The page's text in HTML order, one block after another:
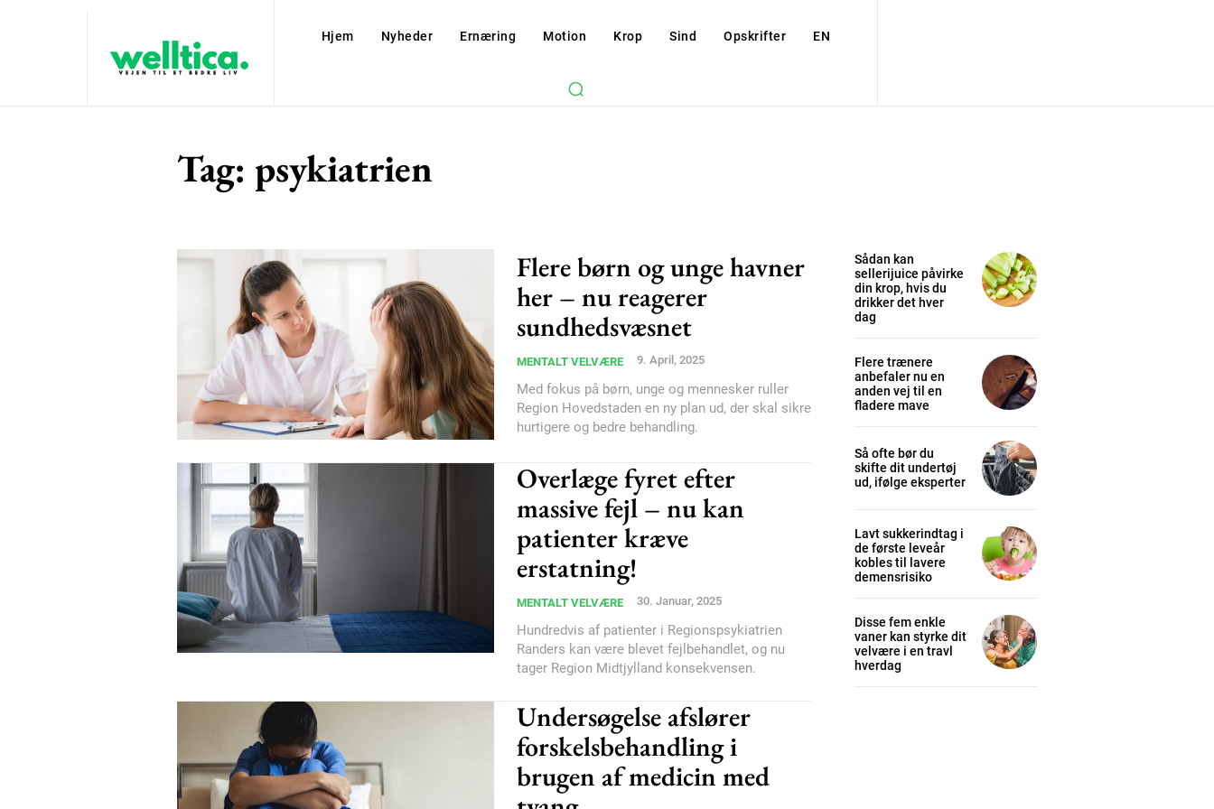
Subscription Plans
Free limited access
Gratis / forever
Member full access
100DKK
Hjem Nyheder Ernæring Motion Krop Sind Opskrifter EN
Tag: psykiatrien
Flere børn og unge havner
her – nu reagerer
sundhedsvæsnet
MENTALT VELVÆRE 9. April, 2025
Med fokus på børn, unge og mennesker ruller
Region Hovedstaden en ny plan ud, der skal sikre
hurtigere og bedre behandling.
Overlæge fyret efter
massive fejl – nu kan
patienter kræve
erstatning!
MENTALT VELVÆRE 30. Januar, 2025
Hundredvis af patienter i Regionspsykiatrien
Randers kan være blevet fejlbehandlet, og nu
tager Region Midtjylland konsekvensen.
Undersøgelse afslører
forskelsbehandling i
brugen af medicin med
Sådan kan
sellerijuice påvirke
din krop, hvis du
drikker det hver
dag
Flere trænere
anbefaler nu en
anden vej til en
fladere mave
Så ofte bør du
skifte dit undertøj
ud, ifølge eksperter
Lavt sukkerindtag i
de første leveår
kobles til lavere
demensrisiko
Disse fem enkle
vaner kan styrke dit
velvære i en travl
hverdag